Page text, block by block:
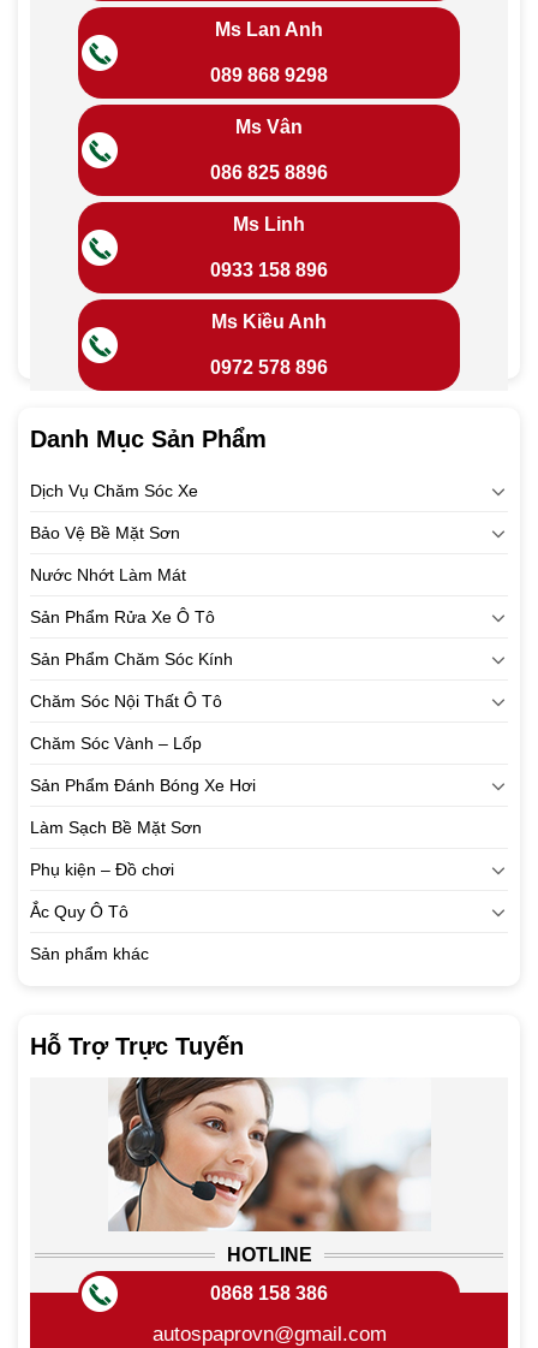
Ms Lan Anh
089 868 9298
Ms Vân
086 825 8896
Ms Linh
0933 158 896
Ms Kiều Anh
0972 578 896
Danh Mục Sản Phẩm
Dịch Vụ Chăm Sóc Xe
Bảo Vệ Bề Mặt Sơn
Nước Nhớt Làm Mát
Sản Phẩm Rửa Xe Ô Tô
Sản Phẩm Chăm Sóc Kính
Chăm Sóc Nội Thất Ô Tô
Chăm Sóc Vành – Lốp
Sản Phẩm Đánh Bóng Xe Hơi
Làm Sạch Bề Mặt Sơn
Phụ kiện – Đồ chơi
Ắc Quy Ô Tô
Sản phẩm khác
Hỗ Trợ Trực Tuyến
HOTLINE
0868 158 386
autospaprovn@gmail.com